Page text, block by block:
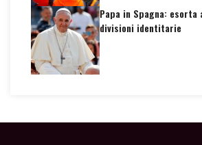
Papa in Spagna: esorta
divisioni identitarie